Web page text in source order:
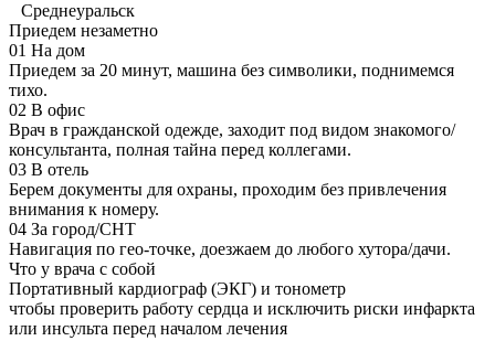
Среднеуральск
Приедем незаметно
01 На дом
Приедем за 20 минут, машина без символики, поднимемся
тихо.
02 В офис
Врач в гражданской одежде, заходит под видом знакомого/
консультанта, полная тайна перед коллегами.
03 В отель
Берем документы для охраны, проходим без привлечения
внимания к номеру.
04 За город/СНТ
Навигация по гео-точке, доезжаем до любого хутора/дачи.
Что у врача с собой
Портативный кардиограф (ЭКГ) и тонометр
чтобы проверить работу сердца и исключить риски инфаркта
или инсульта перед началом лечения